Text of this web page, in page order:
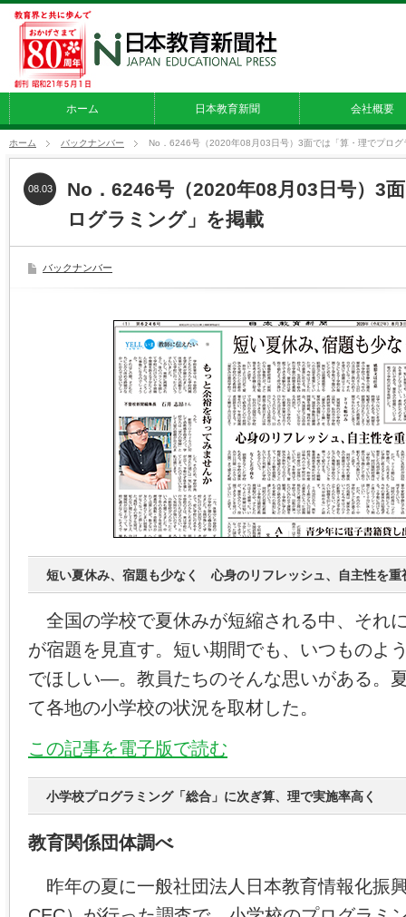
ホーム 日本教育新聞 会社概要
ホーム バックナンバー No．6246号（2020年08月03日号）3面では「算・理でプログ
No．6246号（2020年08月03日号）3
ログラミング」を掲載
08.03
バックナンバー
短い夏休み、宿題も少なく 心身のリフレッシュ、自主性を重
全国の学校で夏休みが短縮される中、それ
が宿題を見直す。短い期間でも、いつものよ
でほしい―。教員たちのそんな思いがある。
て各地の小学校の状況を取材した。
この記事を電子版で読む
小学校プログラミング「総合」に次ぎ算、理で実施率高く
教育関係団体調べ
昨年の夏に一般社団法人日本教育情報化振